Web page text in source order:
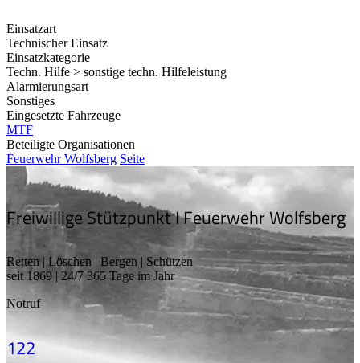
Einsatzart
Technischer Einsatz
Einsatzkategorie
Techn. Hilfe > sonstige techn. Hilfeleistung
Alarmierungsart
Sonstiges
Eingesetzte Fahrzeuge
MTF
Beteiligte Organisationen
Feuerwehr Wolfsberg Seite
Freiwillige Stützpunkt I Feuerwehr Wolfsberg
Retten | Löschen | Bergen | Schützen
seit 1869 | 24/7 365 Tage im Jahr
Notruf
122